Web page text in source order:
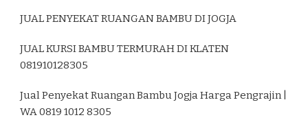
JUAL PENYEKAT RUANGAN BAMBU DI JOGJA
JUAL KURSI BAMBU TERMURAH DI KLATEN
081910128305
Jual Penyekat Ruangan Bambu Jogja Harga Pengrajin |
WA 0819 1012 8305